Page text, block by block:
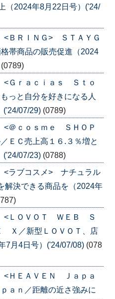
（2024年8月22日号）('24/
<ＢＲＩＮＧ> ＳＴＡＹＧ
格帯商品の販売促進（2024
(0789)
<Ｇｒａｃｉａｓ Ｓｔｏ
っと自分を好きになる人
('24/07/29) (0789)
<＠ｃｏｓｍｅ ＳＨＯＰ
ＥＣ売上高１６.３％増と
('24/07/23) (0788)
<ラブコスメ> ナチュラル
解決できる商品を（2024年
<ＬＯＶＯＴ ＷＥＢ Ｓ
Ｘ／新型ＬＯＶＯＴ、店
7月4日号）('24/07/08) (078
<ＨＥＡＶＥＮ Ｊａｐａ
ｎ／距離の近さ強みに